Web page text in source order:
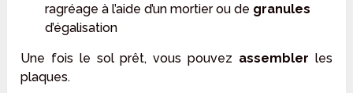
ragréage à l’aide d’un mortier ou de granules
d’égalisation
Une fois le sol prêt, vous pouvez assembler les
plaques.